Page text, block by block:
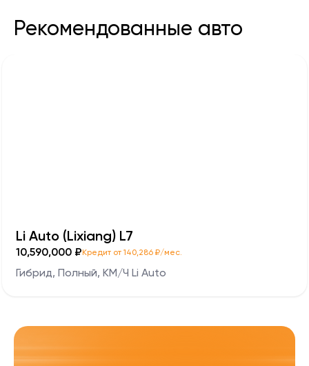
Рекомендованные авто
Li Auto (Lixiang) L7
10,590,000 ₽Кредит от 140,286 ₽/мес.
Гибрид, Полный, KM/Ч Li Auto